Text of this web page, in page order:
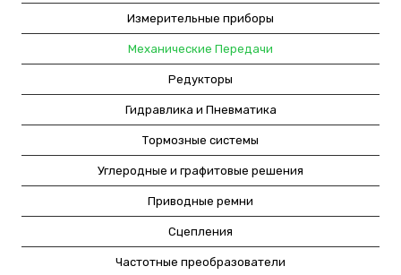
Измерительные приборы
Механические Передачи
Редукторы
Гидравлика и Пневматика
Тормозные системы
Углеродные и графитовые решения
Приводные ремни
Сцепления
Частотные преобразователи